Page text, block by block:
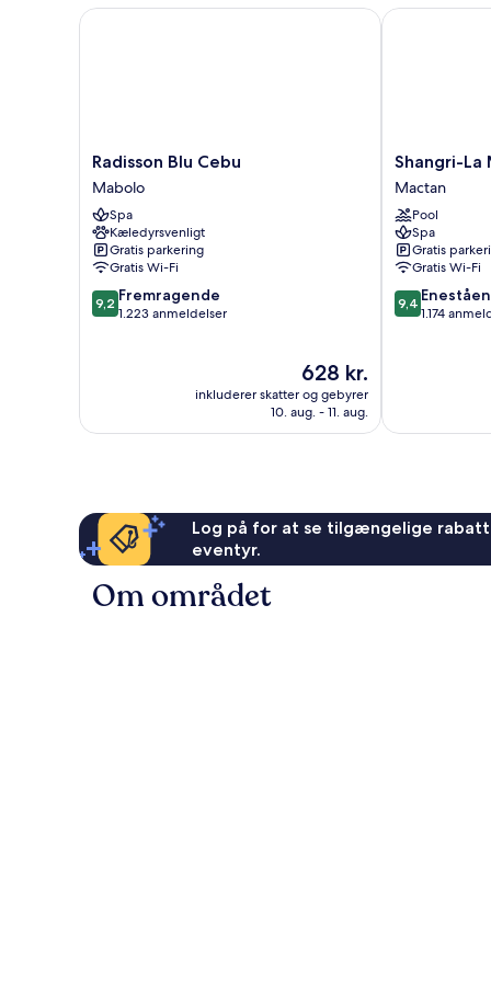
Radisson
Blu
Cebu
Mabolo
Radisson Blu Cebu
Mabolo
Spa
Kæledyrsvenligt
Gratis parkering
Gratis Wi-Fi
9.2
ud
9,2 Fremragende
1.223 anmeldelser
Prisen
er
628 kr.
628 kr.
inkluderer skatter og gebyrer
10. aug. - 11. aug.
Radisson Blu Cebu
Shangri-
La
Mactan,
Cebu
Mactan
Shangri-La
Mactan
Pool
Spa
Gratis
Gratis Wi-Fi
9.4
ud
9,4
1.174
Shangri-La
Log på for at se tilgængelige
eventyr.
Om området